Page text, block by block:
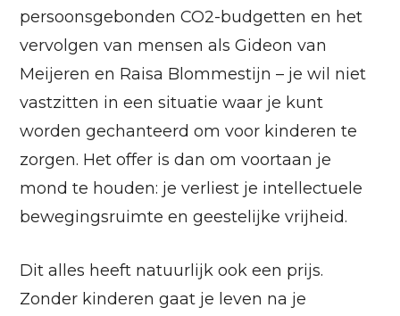
persoonsgebonden CO2-budgetten en het
vervolgen van mensen als Gideon van
Meijeren en Raisa Blommestijn – je wil niet
vastzitten in een situatie waar je kunt
worden gechanteerd om voor kinderen te
zorgen. Het offer is dan om voortaan je
mond te houden: je verliest je intellectuele
bewegingsruimte en geestelijke vrijheid.
Dit alles heeft natuurlijk ook een prijs.
Zonder kinderen gaat je leven na je